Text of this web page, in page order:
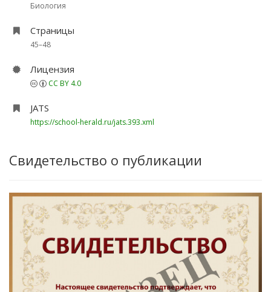
Биология
Страницы
45–48
Лицензия
CC BY 4.0
JATS
https://school-herald.ru/jats.393.xml
Свидетельство о публикации